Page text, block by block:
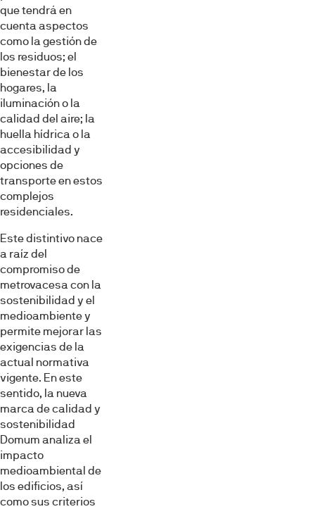
que tendrá en
cuenta aspectos
como la gestión de
los residuos; el
bienestar de los
hogares, la
iluminación o la
calidad del aire; la
huella hídrica o la
accesibilidad y
opciones de
transporte en estos
complejos
residenciales.
Este distintivo nace
a raíz del
compromiso de
metrovacesa con la
sostenibilidad y el
medioambiente y
permite mejorar las
exigencias de la
actual normativa
vigente. En este
sentido, la nueva
marca de calidad y
sostenibilidad
Domum analiza el
impacto
medioambiental de
los edificios, así
como sus criterios